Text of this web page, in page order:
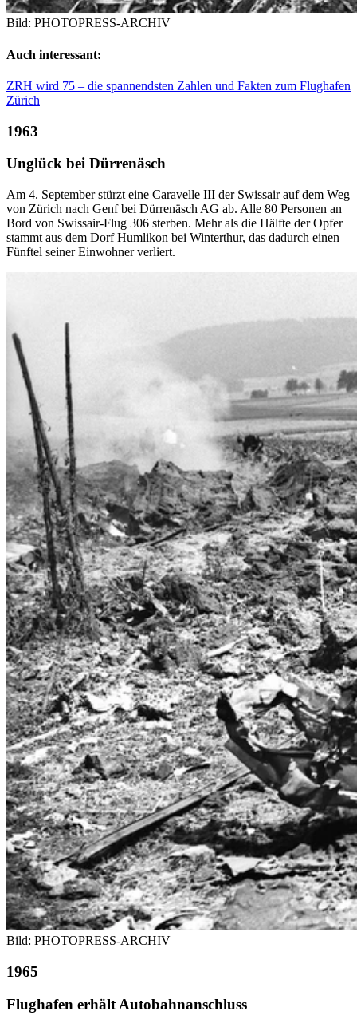
Bild: PHOTOPRESS-ARCHIV
Auch interessant:
ZRH wird 75 – die spannendsten Zahlen und Fakten zum Flughafen
Zürich
1963
Unglück bei Dürrenäsch
Am 4. September stürzt eine Caravelle III der Swissair auf dem Weg
von Zürich nach Genf bei Dürrenäsch AG ab. Alle 80 Personen an
Bord von Swissair-Flug 306 sterben. Mehr als die Hälfte der Opfer
stammt aus dem Dorf Humlikon bei Winterthur, das dadurch einen
Fünftel seiner Einwohner verliert.
Bild: PHOTOPRESS-ARCHIV
1965
Flughafen erhält Autobahnanschluss